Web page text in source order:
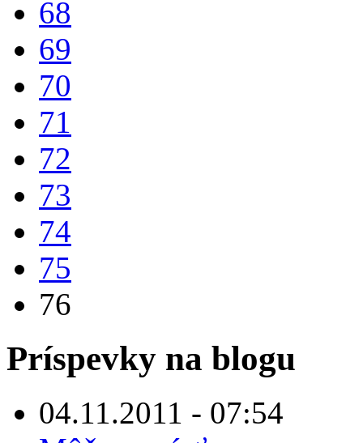
68
69
70
71
72
73
74
75
76
Príspevky na blogu
04.11.2011 - 07:54